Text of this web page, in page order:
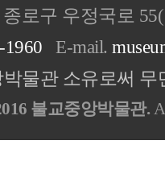
로구 우정국로
1960 E-mail.
물관 소유로써
불교중앙박물관.